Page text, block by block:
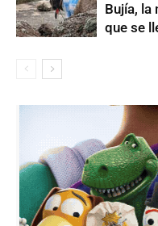
Bujía, la
que se